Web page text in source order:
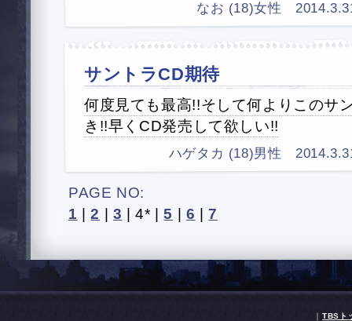
なお (18)女性
サントラCD期待
何度見ても最高!!そして何よりこのサ
き!!早くCD発売して欲しい!!
ハゲタカ (18)男性
PAGE NO:
1 |2 3 |4* |5 6 |7
｜TBSト